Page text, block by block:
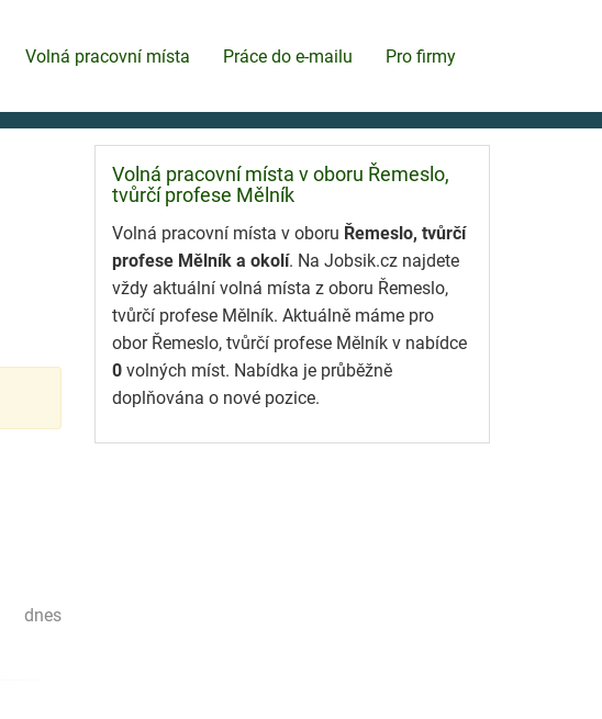
Volná pracovní místa Práce do e-mailu Pro firmy
dnes
Volná pracovní místa v oboru Řemeslo,
tvůrčí profese Mělník
Volná pracovní místa v oboru Řemeslo, tvůrčí
profese Mělník a okolí. Na Jobsik.cz najdete
vždy aktuální volná místa z oboru Řemeslo,
tvůrčí profese Mělník. Aktuálně máme pro
obor Řemeslo, tvůrčí profese Mělník v nabídce
0 volných míst. Nabídka je průběžně
doplňována o nové pozice.